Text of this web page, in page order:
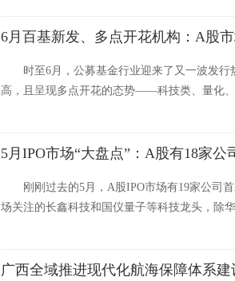
6月百基新发、多点开花机构：A股
时至6月，公募基金行业迎来了又一波发
高，且呈现多点开花的态势——科技类、量化
5月IPO市场“大盘点”：A股有18家
刚刚过去的5月，A股IPO市场有19家公司
场关注的长鑫科技和国仪量子等科技龙头，除
广西全域推进现代化航海保障体系